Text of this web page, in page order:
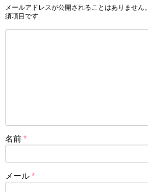
メールアドレスが公開されることはありません。
須項目です
名前 *
メール *